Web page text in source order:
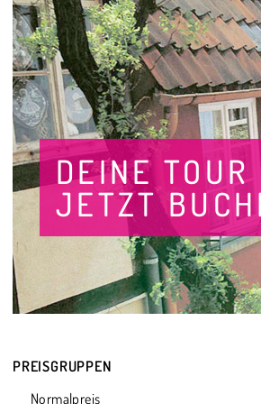
DEINE TOUR
JETZT
PREISGRUPPEN
Normalpreis